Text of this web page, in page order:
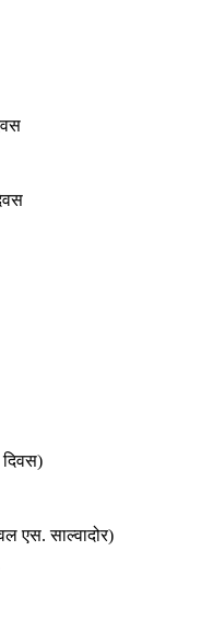
दिवस)
एस. साल्वादोर)